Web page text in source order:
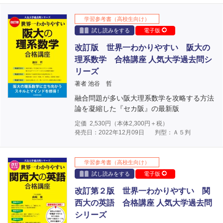
学習参考書（高校生向け）
試し読みをする
電子版
改訂版 世界一わかりやすい 阪大の
理系数学 合格講座 人気大学過去問シ
リーズ
著者 池谷 哲
融合問題が多い阪大理系数学を攻略する方法
論を凝縮した『セカ阪』の最新版
定価 2,530円（本体2,300円＋税）
発売日：2022年12月09日
判型：Ａ５判
学習参考書（高校生向け）
試し読みをする
電子版
改訂第２版 世界一わかりやすい 関
西大の英語 合格講座 人気大学過去問
シリーズ